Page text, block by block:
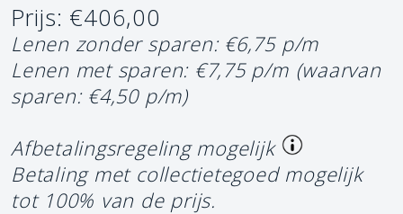
Prijs: €406,00
Lenen zonder sparen: €6,75 p/m
Lenen met sparen: €7,75 p/m (waarvan
sparen: €4,50 p/m)
Afbetalingsregeling mogelijk
Betaling met collectietegoed mogelijk
tot 100% van de prijs.